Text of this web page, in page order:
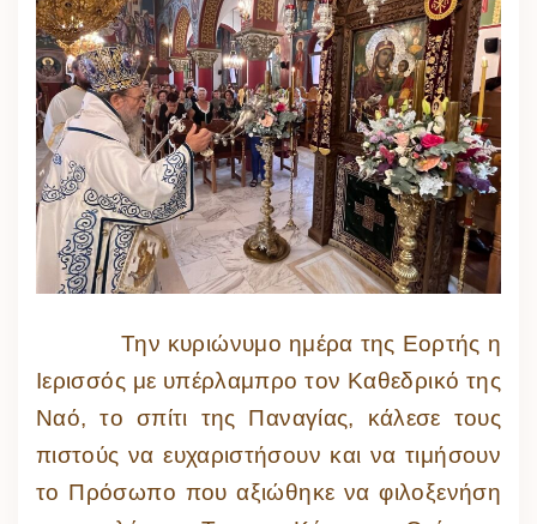
Την κυριώνυμο ημέρα της Εορτής η
Ιερισσός με υπέρλαμπρο τον Καθεδρικό της
Ναό, το σπίτι της Παναγίας, κάλεσε τους
πιστούς να ευχαριστήσουν και να τιμήσουν
το Πρόσωπο που αξιώθηκε να φιλοξενήση